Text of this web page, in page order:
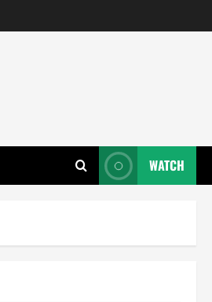
WATCH